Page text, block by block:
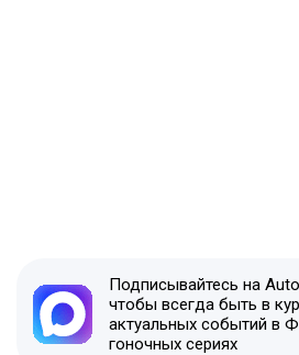
Подписывайтесь на
чтобы всегда быть в
актуальных событий в
гоночных сериях